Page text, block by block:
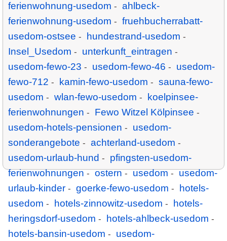
ferienwohnung-usedom - ahlbeck-
ferienwohnung-usedom - fruehbucherrabatt-
usedom-ostsee - hundestrand-usedom -
Insel_Usedom - unterkunft_eintragen -
usedom-fewo-23 - usedom-fewo-46 - usedom-
fewo-712 - kamin-fewo-usedom - sauna-fewo-
usedom - wlan-fewo-usedom -
koelpinsee-
ferienwohnungen - Fewo Witzel Kölpinsee -
usedom-hotels-pensionen - usedom-
sonderangebote - achterland-usedom -
usedom-urlaub-hund - pfingsten-usedom-
ferienwohnungen - ostern - usedom - usedom-
urlaub-kinder - goerke-fewo-usedom -
hotels-
usedom - hotels-zinnowitz-usedom -
hotels-
heringsdorf-usedom - hotels-ahlbeck-usedom -
hotels-bansin-usedom - usedom-